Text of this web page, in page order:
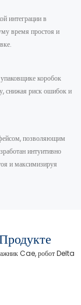
интеграции в
время простоя и
коробок
снижая риск ошибок и
позволяющим
интуитивно
и максимизируя
Cae, робот Delta